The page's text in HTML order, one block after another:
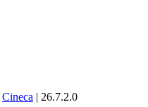
Cineca | 26.7.2.0